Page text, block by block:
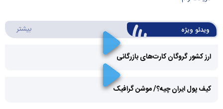
ویدئو ویژه بیشتر
ارز کشور گروگان کارت‌های بازرگانی
کیف پول ایران چیه؟/ موشن گرافیک